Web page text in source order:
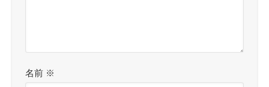
名前 ※